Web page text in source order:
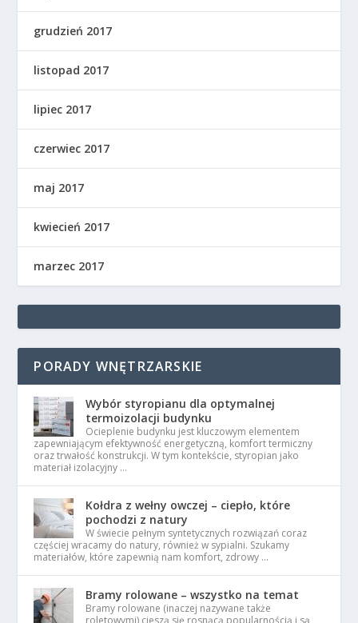
grudzień 2017
listopad 2017
lipiec 2017
czerwiec 2017
maj 2017
kwiecień 2017
marzec 2017
PORADY WNĘTRZARSKIE
Wybór styropianu dla optymalnej
termoizolacji budynku
Ocieplenie budynku jest kluczowym elementem
zapewniającym efektywność energetyczną, komfort termiczny
oraz trwałość konstrukcji. W tym kontekście, styropian jako
materiał izolacyjny …
Kołdra z wełny owczej – ciepło, które
pochodzi z natury
W świecie pełnym syntetycznych rozwiązań coraz
częściej wracamy do natury, również w sypialni. Szukamy
materiałów, które zapewnią nam komfort, zdrowy …
Bramy rolowane – wszystko na temat
Bramy rolowane (inaczej nazywane także
roletowymi) cieszą się rosnącą popularnością i są